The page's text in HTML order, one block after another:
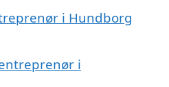
i Hundborg
i